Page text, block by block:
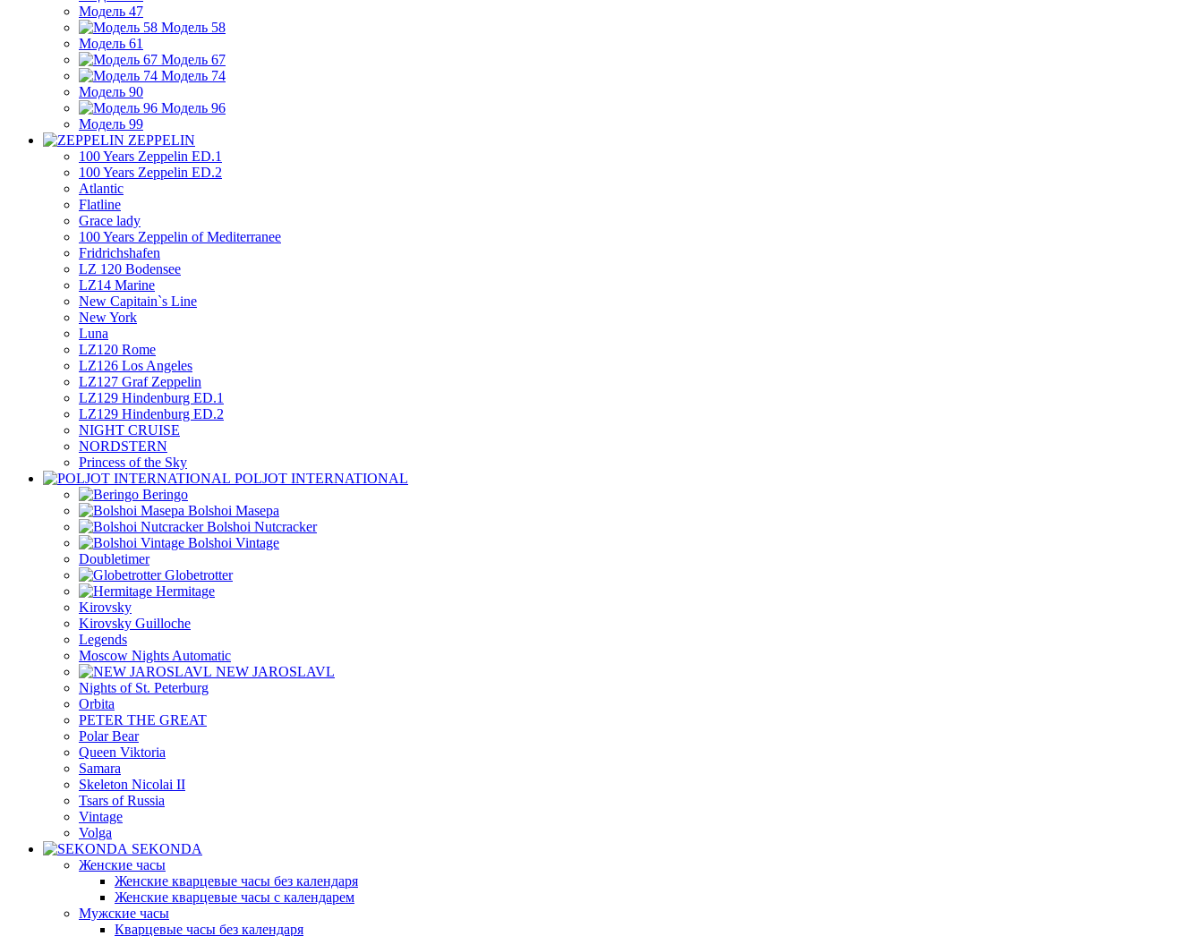
Модель 47
Модель 58
Модель 61
Модель 67
Модель 74
Модель 90
Модель 96
Модель 99
ZEPPELIN
100 Years Zeppelin ED.1
100 Years Zeppelin ED.2
Atlantic
Flatline
Grace lady
100 Years Zeppelin of Mediterranee
Fridrichshafen
LZ 120 Bodensee
LZ14 Marine
New Capitain`s Line
New York
Luna
LZ120 Rome
LZ126 Los Angeles
LZ127 Graf Zeppelin
LZ129 Hindenburg ED.1
LZ129 Hindenburg ED.2
NIGHT CRUISE
NORDSTERN
Princess of the Sky
POLJOT INTERNATIONAL
Beringo
Bolshoi Masepa
Bolshoi Nutcracker
Bolshoi Vintage
Doubletimer
Globetrotter
Hermitage
Kirovsky
Kirovsky Guilloche
Legends
Moscow Nights Automatic
NEW JAROSLAVL
Nights of St. Peterburg
Orbita
PETER THE GREAT
Polar Bear
Queen Viktoria
Samara
Skeleton Nicolai II
Tsars of Russia
Vintage
Volga
SEKONDA
Женские часы
Женские кварцевые часы без календаря
Женские кварцевые часы с календарем
Мужские часы
Кварцевые часы без календаря